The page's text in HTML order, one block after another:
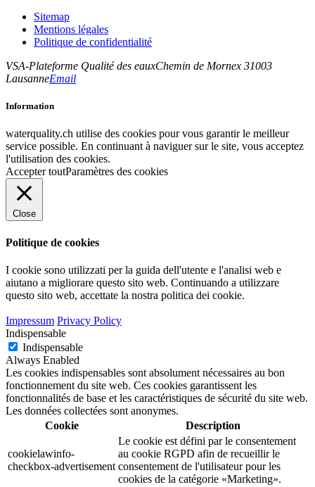
Sitemap
Mentions légales
Politique de confidentialité
VSA-Plateforme Qualité des eauxChemin de Mornex 31003
LausanneEmail
Information
waterquality.ch utilise des cookies pour vous garantir le meilleur
service possible. En continuant à naviguer sur le site, vous acceptez
l'utilisation des cookies.
Accepter toutParamètres des cookies
Close
Politique de cookies
I cookie sono utilizzati per la guida dell'utente e l'analisi web e
aiutano a migliorare questo sito web. Continuando a utilizzare
questo sito web, accettate la nostra politica dei cookie.
Impressum Privacy Policy
Indispensable
Indispensable
Always Enabled
Les cookies indispensables sont absolument nécessaires au bon
fonctionnement du site web. Ces cookies garantissent les
fonctionnalités de base et les caractéristiques de sécurité du site web.
Les données collectées sont anonymes.
Cookie
Description
cookielawinfo-
checkbox-advertisement
Le cookie est défini par le consentement
au cookie RGPD afin de recueillir le
consentement de l'utilisateur pour les
cookies de la catégorie «Marketing».